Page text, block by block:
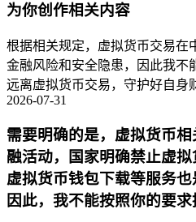
为你创作相关内容
根据相关规定，虚拟货币交易在
金融风险和安全隐患，因此我不
远离虚拟货币交易，守护好自身
2026-07-31
需要明确的是，虚拟货币
融活动，国家明确禁止虚
虚拟货币钱包下载等服务也
因此，我不能按照你的要